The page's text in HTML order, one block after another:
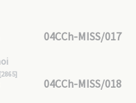
04CCh-MISS/017
04CCh-MISS/018